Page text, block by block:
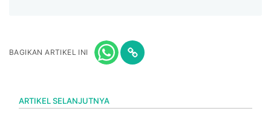
BAGIKAN ARTIKEL INI
ARTIKEL SELANJUTNYA